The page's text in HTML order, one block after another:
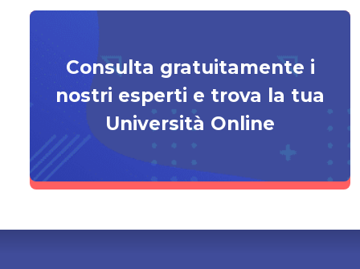
Consulta gratuitamente i
nostri esperti e trova la tua
Università Online